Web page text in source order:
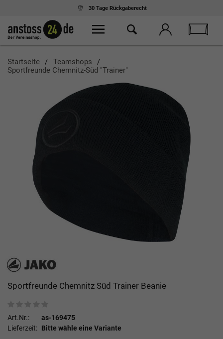
30 Tage Rückgaberecht
Startseite
Teamshops
Sportfreunde Chemnitz-Süd "Trainer"
Sportfreunde Chemnitz Süd Trainer Beanie
Art.Nr.:
as-169475
Lieferzeit: Bitte wähle eine Variante